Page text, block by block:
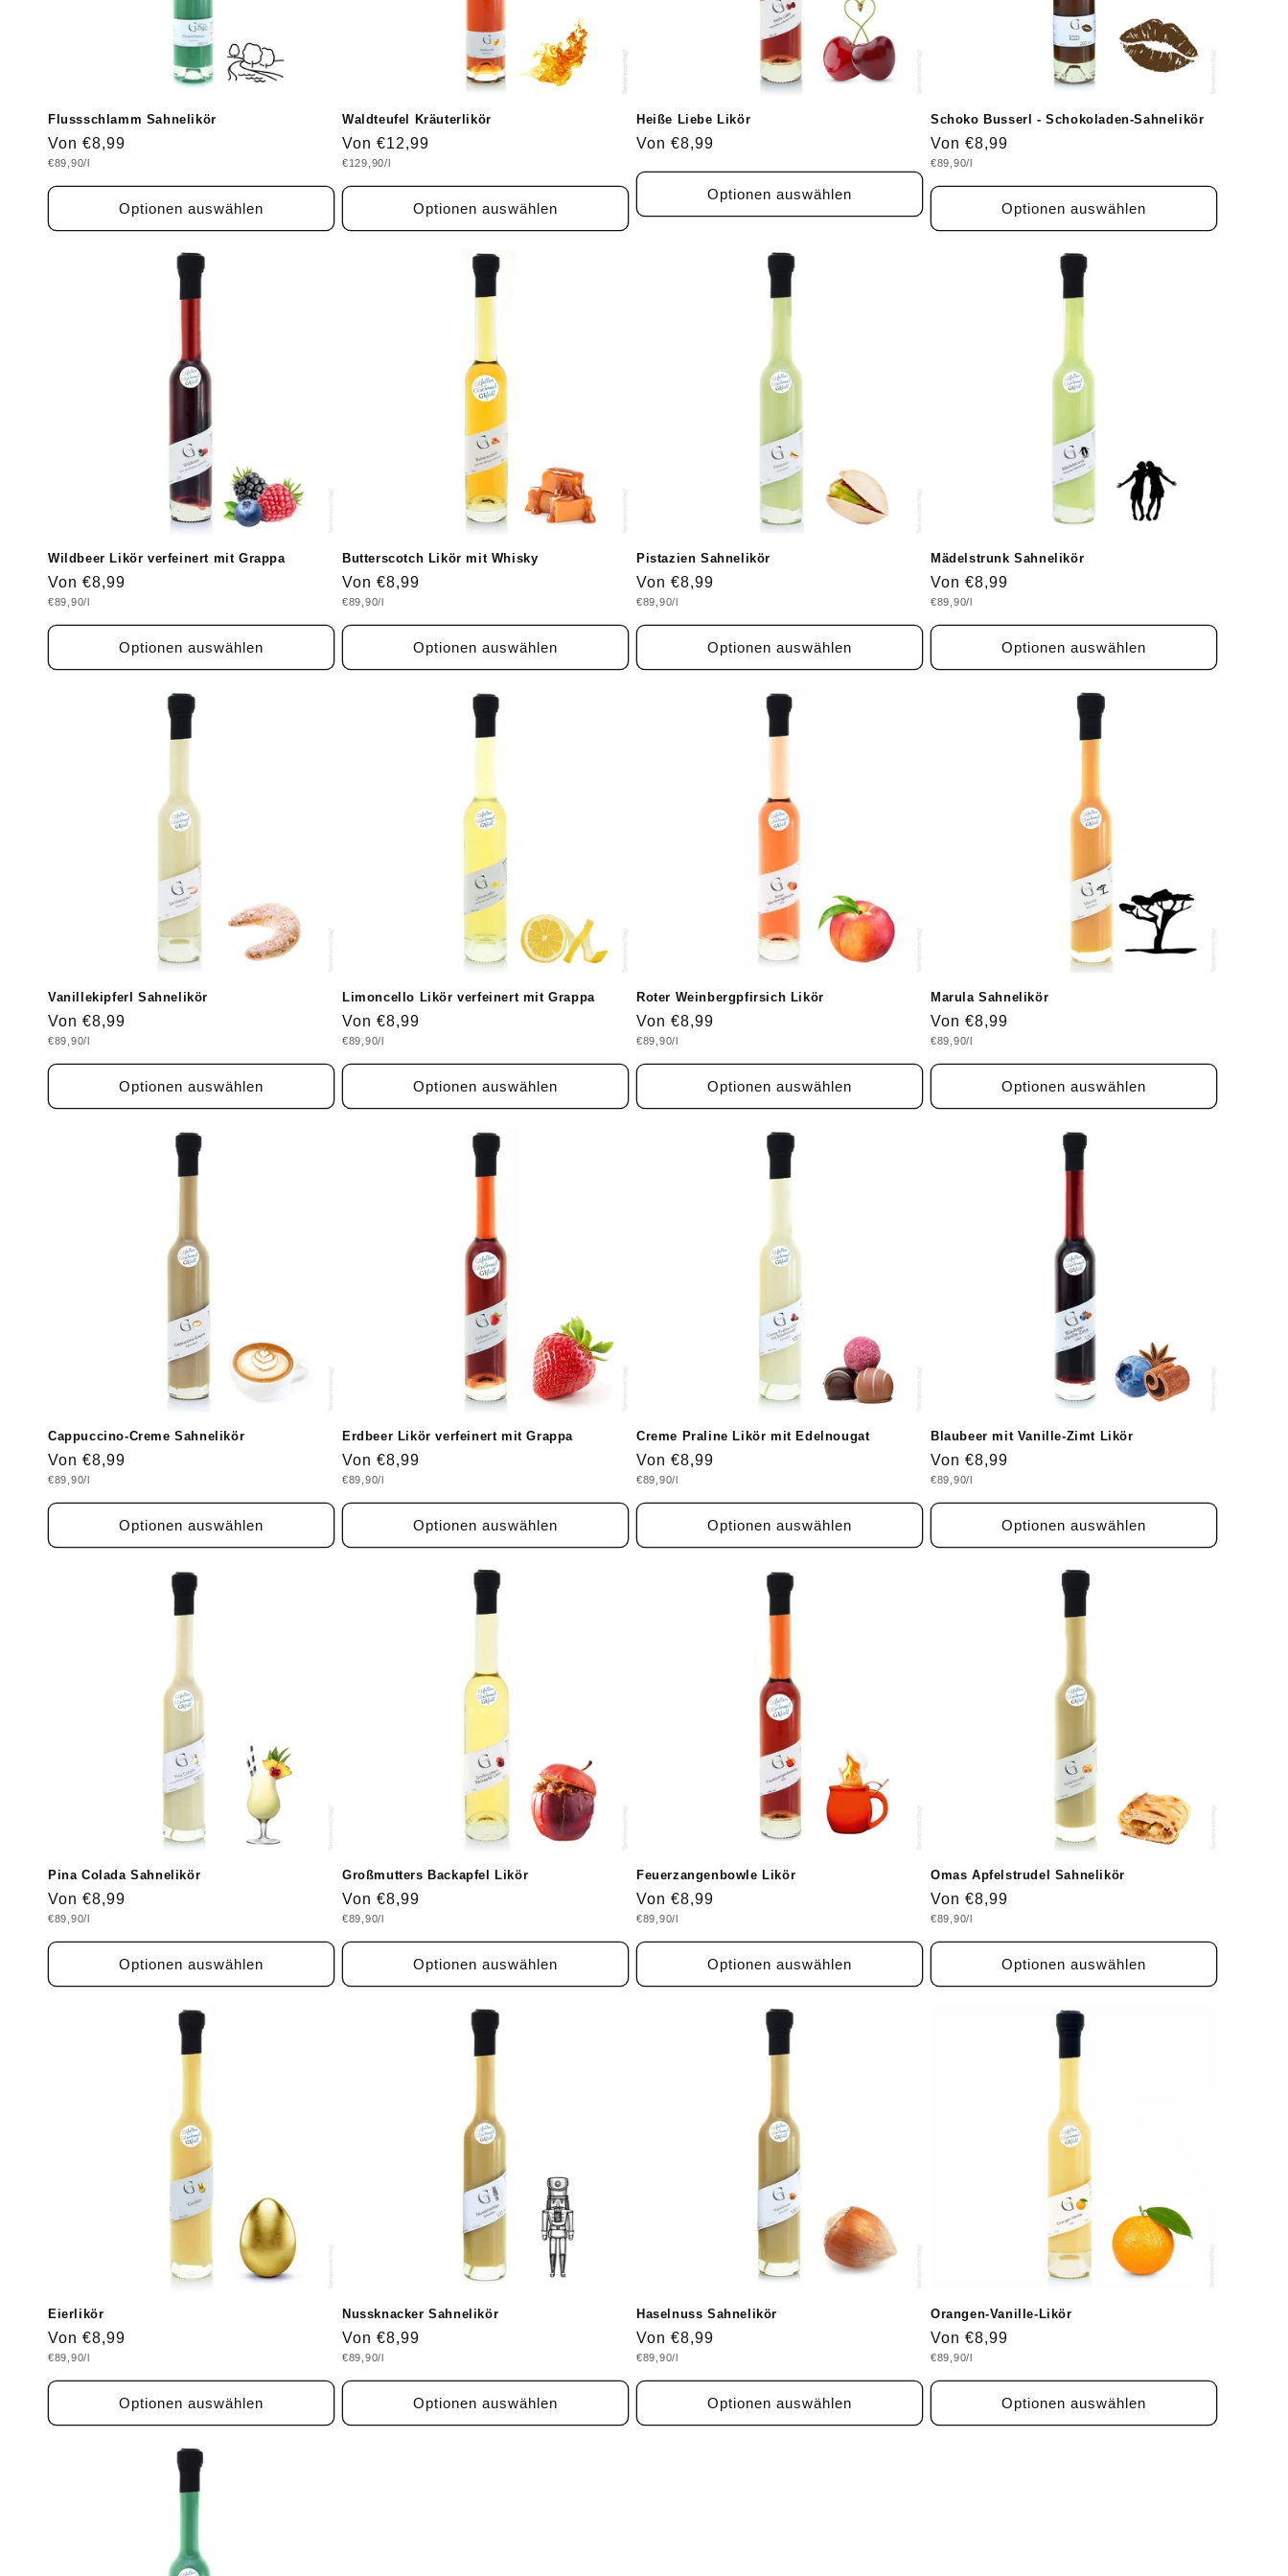
:
Flussschlamm Sahnelikör
Normaler
Preis
Von €8,99
Grundpreis
€89,90/l
Optionen auswählen
Waldteufel Kräuterlikör
Normaler
Preis
Von €12,99
Grundpreis
€129,90/l
Optionen auswählen
Heiße Liebe Likör
Normaler
Von €8,99
Optionen auswählen
Schoko Busserl - Schokoladen-Sahnelikör
Normaler
Preis
Von €8,99
Grundpreis
€89,90/l
Optionen auswählen
Wildbeer Likör verfeinert mit Grappa
Normaler
Preis
Von €8,99
Grundpreis
€89,90/l
Optionen auswählen
Butterscotch Likör mit Whisky
Normaler
Preis
Von €8,99
Grundpreis
€89,90/l
Optionen auswählen
Pistazien Sahnelikör
Normaler
Preis
Von €8,99
Grundpreis
€89,90/l
Optionen auswählen
Mädelstrunk Sahnelikör
Normaler
Preis
Von €8,99
Grundpreis
€89,90/l
Optionen auswählen
Vanillekipferl Sahnelikör
Normaler
Preis
Von €8,99
Grundpreis
€89,90/l
Optionen auswählen
Limoncello Likör verfeinert mit Grappa
Normaler
Preis
Von €8,99
Grundpreis
€89,90/l
Optionen auswählen
Roter Weinbergpfirsich Likör
Normaler
Preis
Von €8,99
Grundpreis
€89,90/l
Optionen auswählen
Marula Sahnelikör
Normaler
Preis
Von €8,99
Grundpreis
€89,90/l
Optionen auswählen
Cappuccino-Creme Sahnelikör
Normaler
Preis
Von €8,99
Grundpreis
€89,90/l
Optionen auswählen
Erdbeer Likör verfeinert mit Grappa
Normaler
Preis
Von €8,99
Grundpreis
€89,90/l
Optionen auswählen
Creme Praline Likör mit Edelnougat
Normaler
Preis
Von €8,99
Grundpreis
€89,90/l
Optionen auswählen
Blaubeer mit Vanille-Zimt Likör
Normaler
Preis
Von €8,99
Grundpreis
€89,90/l
Optionen auswählen
Pina Colada Sahnelikör
Normaler
Preis
Von €8,99
Grundpreis
€89,90/l
Optionen auswählen
Großmutters Backapfel Likör
Normaler
Preis
Von €8,99
Grundpreis
€89,90/l
Optionen auswählen
Feuerzangenbowle Likör
Normaler
Preis
Von €8,99
Grundpreis
€89,90/l
Optionen auswählen
Omas Apfelstrudel Sahnelikör
Normaler
Preis
Von €8,99
Grundpreis
€89,90/l
Optionen auswählen
Eierlikör
Normaler
Preis
Von €8,99
Grundpreis
€89,90/l
Optionen auswählen
Nussknacker Sahnelikör
Normaler
Preis
Von €8,99
Grundpreis
€89,90/l
Optionen auswählen
Haselnuss Sahnelikör
Normaler
Preis
Von €8,99
Grundpreis
€89,90/l
Optionen auswählen
Orangen-Vanille-Likör
Normaler
Preis
Von €8,99
Grundpreis
€89,90/l
Optionen auswählen